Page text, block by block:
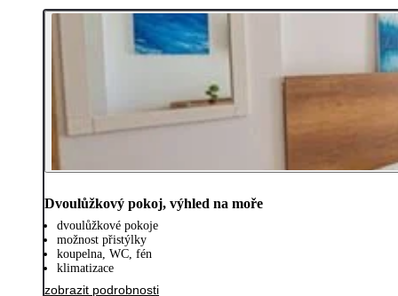
Dvoulůžkový pokoj, výhled na moře
dvoulůžkové pokoje
možnost přistýlky
koupelna, WC, fén
klimatizace
zobrazit podrobnosti